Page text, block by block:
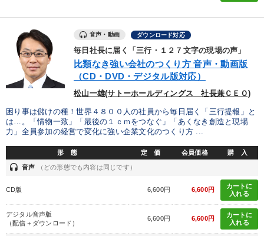
音声・動画 ダウンロード対応
毎日社長に届く「三行・１２７文字の現場の声」
比類なき強い会社のつくり方 音声・動画版
（CD・DVD・デジタル版対応）
松山一雄(サトーホールディングス 社長兼ＣＥＯ)
困り事は儲けの種！世界４８００人の社員から毎日届く「三行提報」と
は…。「情物一致」「最後の１ｃｍをつなぐ」「あくなき創造と現場
力」全員参加の経営で変化に強い企業文化のつくり方 ...
形 態 定 価 会員価格 購 入
headset 音声 （どの形態でも内容は同じです）
CD版 6,600円 6,600円
カートに
入れる
デジタル音声版
（配信＋ダウンロード）
6,600円 6,600円
カートに
入れる